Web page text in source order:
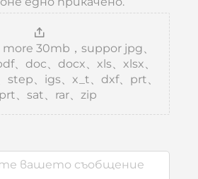
30mb，suppor jpg、
、doc、docx、xls、xlsx、
step、igs、x_t、dxf、prt、
、sat、rar、zip